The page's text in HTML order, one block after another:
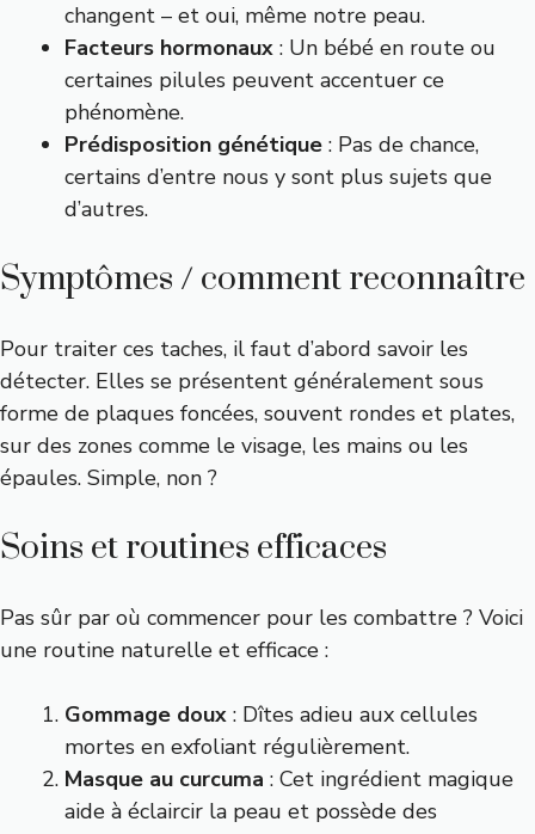
changent – et oui, même notre peau.
Facteurs hormonaux : Un bébé en route ou
certaines pilules peuvent accentuer ce
phénomène.
Prédisposition génétique : Pas de chance,
certains d’entre nous y sont plus sujets que
d’autres.
Symptômes / comment reconnaître
Pour traiter ces taches, il faut d’abord savoir les
détecter. Elles se présentent généralement sous
forme de plaques foncées, souvent rondes et plates,
sur des zones comme le visage, les mains ou les
épaules. Simple, non ?
Soins et routines efficaces
Pas sûr par où commencer pour les combattre ? Voici
une routine naturelle et efficace :
Gommage doux : Dîtes adieu aux cellules
mortes en exfoliant régulièrement.
Masque au curcuma : Cet ingrédient magique
aide à éclaircir la peau et possède des